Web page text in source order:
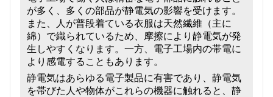
が多く、多くの部品が静電気の影響を受けます。
また、人が普段着ている衣服は天然繊維（主に
綿）で織られているため、摩擦により静電気が発
生しやすくなります。一方、電子工場内の帯電に
より感電することもあります。
静電気はあらゆる電子製品に有害であり、静電気
を帯びた人や物体がこれらの機器に触れると、静